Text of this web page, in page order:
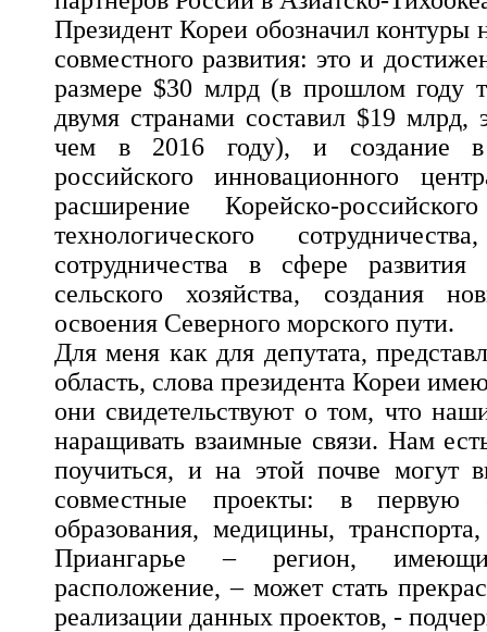
Президент Кореи обозначил контуры
совместного развития: это и
размере $30 млрд (в прошлом году
двумя странами составил $19 млрд,
чем в 2016 году), и создание в
российского инновационного
расширение Корейско-
технологического
сотрудничества в сфере развития
сельского хозяйства, создания
освоения Северного морского пути.
Для меня как для депутата,
область, слова президента Кореи
они свидетельствуют о том, что
наращивать взаимные связи. Нам
поучиться, и на этой почве могут
совместные проекты: в первую
образования, медицины,
Приангарье – регион, имеющий
расположение, – может стать
реализации данных проектов, -